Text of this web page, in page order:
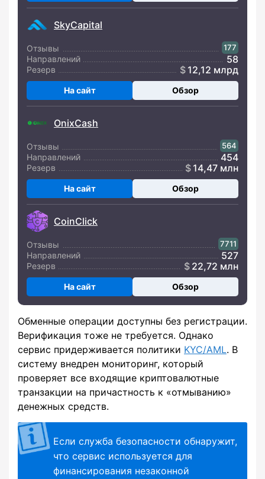
SkyCapital
Отзывы 177
Направлений 58
Резерв 12,12 млрд
На сайт Обзор
OnixCash
Отзывы 564
Направлений 454
Резерв 14,47 млн
На сайт Обзор
CoinClick
Отзывы 7711
Направлений 527
Резерв 22,72 млн
На сайт Обзор
Обменные операции доступны без регистрации.
Верификация тоже не требуется. Однако
сервис придерживается политики KYC/AML. В
систему внедрен мониторинг, который
проверяет все входящие криптовалютные
транзакции на причастность к «отмыванию»
денежных средств.
Если служба безопасности обнаружит,
что сервис используется для
финансирования незаконной